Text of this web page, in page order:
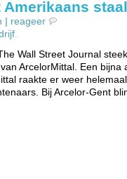
| reageer
Wall Street Journal
ArcelorMittal. Een bijna
raakte er weer
Bij Arcelor-Gent